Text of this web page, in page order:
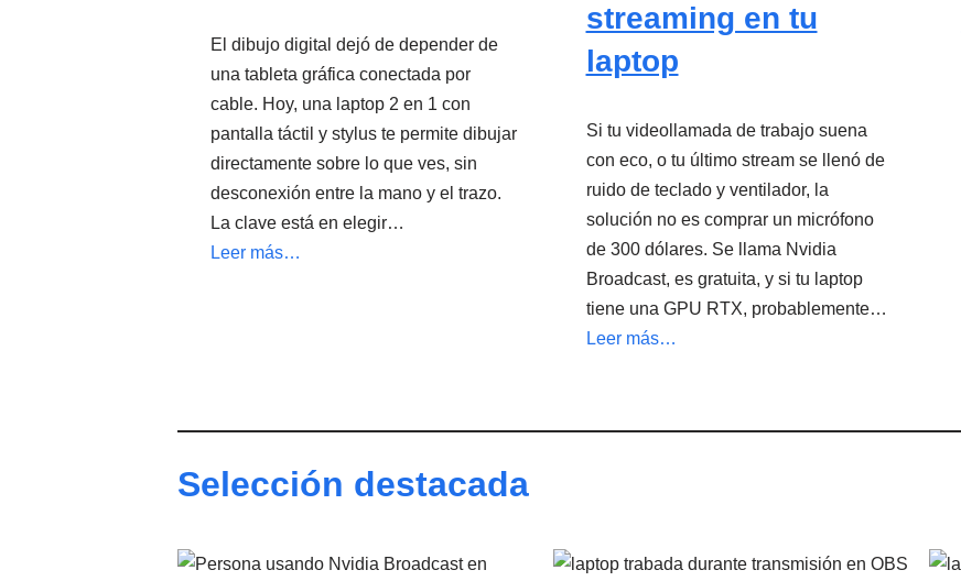
El dibujo digital dejó de depender de
una tableta gráfica conectada por
cable. Hoy, una laptop 2 en 1 con
pantalla táctil y stylus te permite dibujar
directamente sobre lo que ves, sin
desconexión entre la mano y el trazo.
La clave está en elegir…
Leer más…
streaming en tu
laptop
Si tu videollamada de trabajo suena
con eco, o tu último stream se llenó de
ruido de teclado y ventilador, la
solución no es comprar un micrófono
de 300 dólares. Se llama Nvidia
Broadcast, es gratuita, y si tu laptop
tiene una GPU RTX, probablemente…
Leer más…
Selección destacada